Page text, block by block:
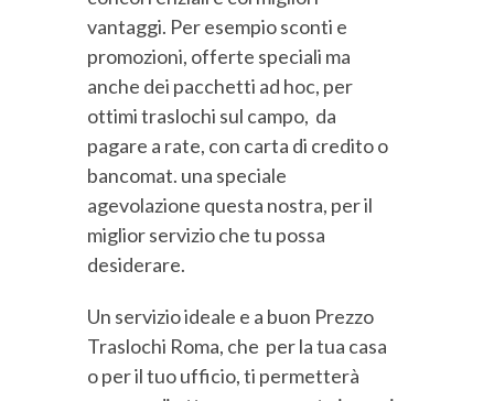
vantaggi. Per esempio sconti e
promozioni, offerte speciali ma
anche dei pacchetti ad hoc, per
ottimi traslochi sul campo, da
pagare a rate, con carta di credito o
bancomat. una speciale
agevolazione questa nostra, per il
miglior servizio che tu possa
desiderare.
Un servizio ideale e a buon Prezzo
Traslochi Roma, che per la tua casa
o per il tuo ufficio, ti permetterà